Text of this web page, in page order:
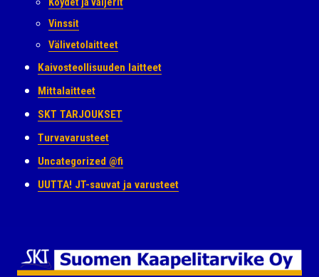
Köydet ja vaijerit
Vinssit
Välivetolaitteet
Kaivosteollisuuden laitteet
Mittalaitteet
SKT TARJOUKSET
Turvavarusteet
Uncategorized @fi
UUTTA! JT-sauvat ja varusteet